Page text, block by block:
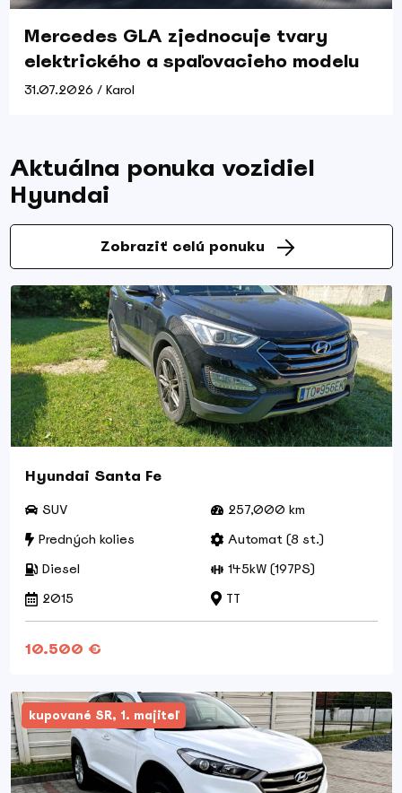
Mercedes GLA zjednocuje tvary
elektrického a spaľovacieho modelu
31.07.2026 / Karol
Aktuálna ponuka vozidiel
Hyundai
Zobraziť celú ponuku
Hyundai Santa Fe
SUV
257,000 km
Predných kolies
Automat (8 st.)
Diesel
145kW (197PS)
2015
TT
10.500 €
kupované SR, 1. majiteľ